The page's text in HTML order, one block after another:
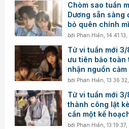
Chòm sao tuần
Dương sẵn sàng
bỏ quên chính
bởi Phan Hiền ,
Tử vi tuần mới
ưu tiên bảo toàn
nhận nguồn
bởi Phan Hiền ,
Tử vi tuần mới
thành công lật
cần một kế
bởi Phan Hiền ,